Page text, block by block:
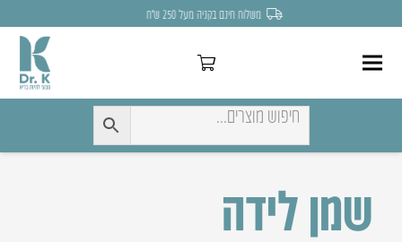
משלוח חינם בקניה מעל 250 ש״ח
שמן לידה